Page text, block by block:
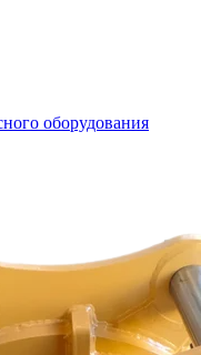
оборудования